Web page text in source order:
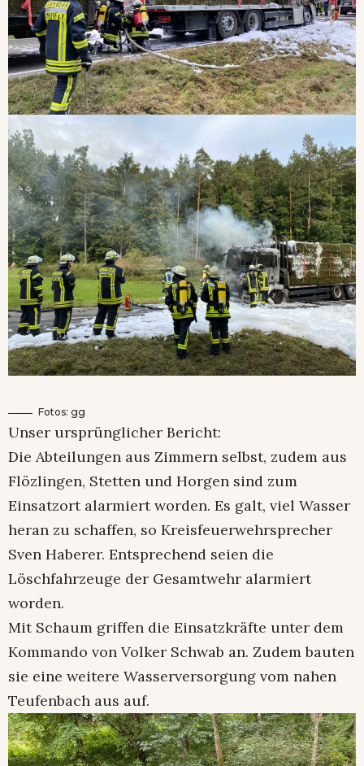
Fotos: gg
Unser ursprünglicher Bericht:
Die Abteilungen aus Zimmern selbst, zudem aus
Flözlingen, Stetten und Horgen sind zum
Einsatzort alarmiert worden. Es galt, viel Wasser
heran zu schaffen, so Kreisfeuerwehrsprecher
Sven Haberer. Entsprechend seien die
Löschfahrzeuge der Gesamtwehr alarmiert
worden.
Mit Schaum griffen die Einsatzkräfte unter dem
Kommando von Volker Schwab an. Zudem bauten
sie eine weitere Wasserversorgung vom nahen
Teufenbach aus auf.